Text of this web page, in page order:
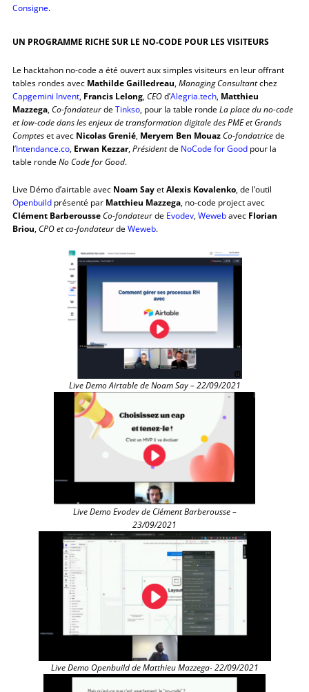
Consigne.
UN PROGRAMME RICHE SUR LE NO-CODE POUR LES VISITEURS
Le hacktahon no-code a été ouvert aux simples visiteurs en leur offrant
tables rondes avec Mathilde Gailledreau ,Managing Consultantchez
Capgemini Invent Francis Lelong CEOd’Alegria.tech Matthieu
Mazzega ,Co-fondateurdeTinkso , pour la table rondeLa place du no-code
et low-code dans les enjeux de transformation digitale des PME et Grands
Compteset avec Nicolas Grenié Meryem Ben Mouaz Co-fondatricede
l’Intendance.co Erwan Kezzar,Présidentde NoCode for Good pour la
table rondeNo Code for Good.
Live Démo d’airtable avec Noam SayetAlexis Kovalenko , de l’outil
Openbuild présenté par Matthieu Mazzega , no-code project avec
Clément Barberousse Co-fondateur de Evodev ,Wewebavec Florian
Briou ,CPO et co-fondateurdeWeweb.
Live Demo Airtable de Noam Say – 22/09/2021
Live Demo Evodev de Clément Barberousse –
23/09/2021
Live Demo Openbuild de Matthieu Mazzega- 22/09/2021